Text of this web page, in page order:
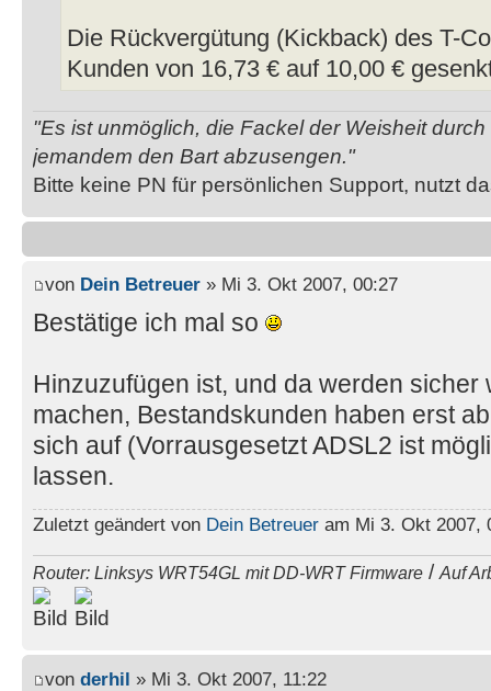
Die Rückvergütung (Kickback) des T-
Kunden von 16,73 € auf 10,00 €
"Es ist unmöglich, die Fackel der Weisheit
jemandem den Bart abzusengen."
Bitte keine PN für persönlichen Support, nutzt
von Dein Betreuer » Mi 3. Okt 2007, 00:27
Bestätige ich mal so
Hinzuzufügen ist, und da werden sicher
machen, Bestandskunden haben erst
sich auf (Vorrausgesetzt ADSL2 ist
lassen.
Zuletzt geändert von Dein Betreuer am Mi 3. Okt 2007,
Router: Linksys WRT54GL mit DD-WRT Firmware / Auf
von derhil » Mi 3. Okt 2007, 11:22